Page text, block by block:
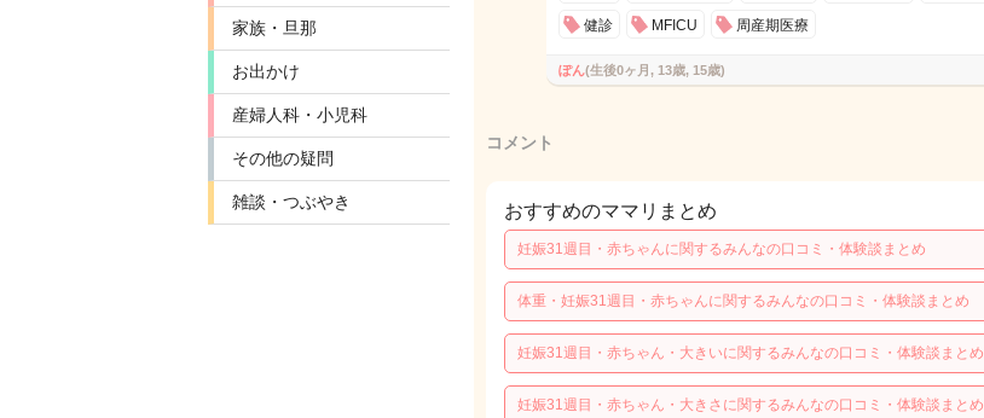
家族・旦那
お出かけ
産婦人科・小児科
その他の疑問
雑談・つぶやき
健診 MFICU 周産期医療
ぽん(生後0ヶ月, 13歳, 15歳)
コメント
おすすめのママリまとめ
妊娠31週目・赤ちゃんに関するみんなの口コミ・体験談まとめ
体重・妊娠31週目・赤ちゃんに関するみんなの口コミ・体験談まとめ
妊娠31週目・赤ちゃん・大きいに関するみんなの口コミ・体験談まとめ
妊娠31週目・赤ちゃん・大きさに関するみんなの口コミ・体験談まとめ